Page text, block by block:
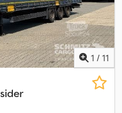
memnuniyet duyarız.
1 / 11